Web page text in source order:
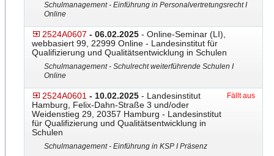
Schulmanagement - Einführung in Personalvertretungsrecht I
Online
2524A0607 - 06.02.2025 - Online-Seminar (LI),
webbasiert 99, 22999 Online - Landesinstitut für
Qualifizierung und Qualitätsentwicklung in Schulen
Schulmanagement - Schulrecht weiterführende Schulen I
Online
2524A0601 - 10.02.2025 - Landesinstitut
Hamburg, Felix-Dahn-Straße 3 und/oder
Weidenstieg 29, 20357 Hamburg - Landesinstitut
für Qualifizierung und Qualitätsentwicklung in
Schulen
Fällt aus
Schulmanagement - Einführung in KSP I Präsenz